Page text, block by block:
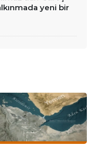
yeni bir